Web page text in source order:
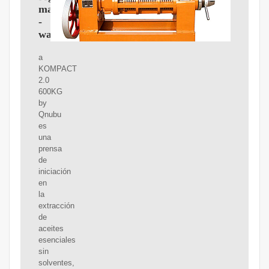
mano
-
wallapop
a
KOMPACT
2.0
600KG
by
Qnubu
es
una
prensa
de
iniciación
en
la
extracción
de
aceites
esenciales
sin
solventes,